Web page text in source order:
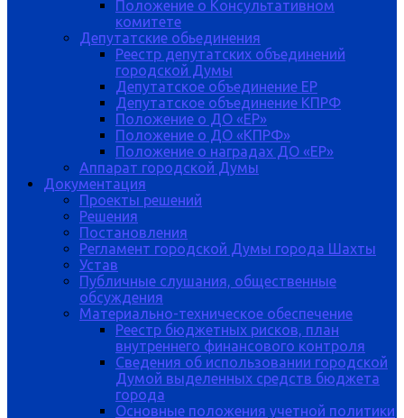
Положение о Консультативном
комитете
Депутатские обьединения
Реестр депутатских объединений
городской Думы
Депутатское объединение ЕР
Депутатское объединение КПРФ
Положение о ДО «ЕР»
Положение о ДО «КПРФ»
Положение о наградах ДО «ЕР»
Аппарат городской Думы
Документация
Проекты решений
Решения
Постановления
Регламент городской Думы города Шахты
Устав
Публичные слушания, общественные
обсуждения
Материально-техническое обеспечение
Реестр бюджетных рисков, план
внутреннего финансового контроля
Сведения об использовании городской
Думой выделенных средств бюджета
города
Основные положения учетной политики